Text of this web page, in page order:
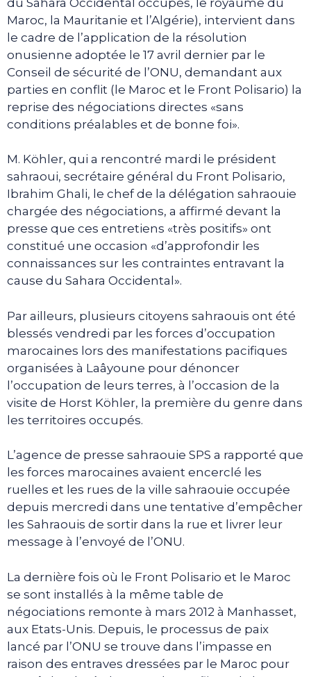
Maroc, la Mauritanie et l’Algérie), intervient dans
le cadre de l’application de la résolution
onusienne adoptée le 17 avril dernier par le
Conseil de sécurité de l’ONU, demandant aux
parties en conflit (le Maroc et le Front Polisario) la
reprise des négociations directes «sans
conditions préalables et de bonne foi».
M. Köhler, qui a rencontré mardi le président
sahraoui, secrétaire général du Front Polisario,
Ibrahim Ghali, le chef de la délégation sahraouie
chargée des négociations, a affirmé devant la
presse que ces entretiens «très positifs» ont
constitué une occasion «d’approfondir les
connaissances sur les contraintes entravant la
cause du Sahara Occidental».
Par ailleurs, plusieurs citoyens sahraouis ont été
blessés vendredi par les forces d’occupation
marocaines lors des manifestations pacifiques
organisées à Laâyoune pour dénoncer
l’occupation de leurs terres, à l’occasion de la
visite de Horst Köhler, la première du genre dans
les territoires occupés.
L’agence de presse sahraouie SPS a rapporté que
les forces marocaines avaient encerclé les
ruelles et les rues de la ville sahraouie occupée
depuis mercredi dans une tentative d’empêcher
les Sahraouis de sortir dans la rue et livrer leur
message à l’envoyé de l’ONU.
La dernière fois où le Front Polisario et le Maroc
se sont installés à la même table de
négociations remonte à mars 2012 à Manhasset,
aux Etats-Unis. Depuis, le processus de paix
lancé par l’ONU se trouve dans l’impasse en
raison des entraves dressées par le Maroc pour